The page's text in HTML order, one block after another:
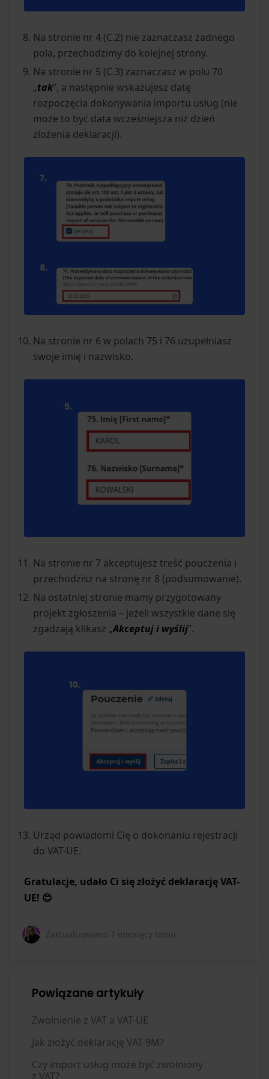
Na stronie nr 4 (C.2) nie zaznaczasz żadnego
pola, przechodzimy do kolejnej strony.
Na stronie nr 5 (C.3) zaznaczasz w polu 70
„tak”, a następnie wskazujesz datę
rozpoczęcia dokonywania importu usług (nie
może to być data wcześniejsza niż dzień
złożenia deklaracji).
Na stronie nr 6 w polach 75 i 76 uzupełniasz
swoje imię i nazwisko.
Na stronie nr 7 akceptujesz treść pouczenia i
przechodzisz na stronę nr 8 (podsumowanie).
Na ostatniej stronie mamy przygotowany
projekt zgłoszenia – jeżeli wszystkie dane się
zgadzają klikasz „Akceptuj i wyślij”.
Urząd powiadomi Cię o dokonaniu rejestracji
do VAT-UE.
Gratulacje, udało Ci się złożyć deklarację VAT-
UE! 😊
Zaktualizowano 7 miesięcy temu
Powiązane artykuły
Zwolnienie z VAT a VAT-UE
Jak złożyć deklarację VAT-9M?
Czy import usług może być zwolniony
z VAT?